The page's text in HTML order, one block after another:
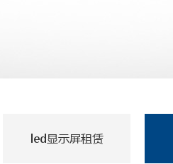
led显示屏租赁